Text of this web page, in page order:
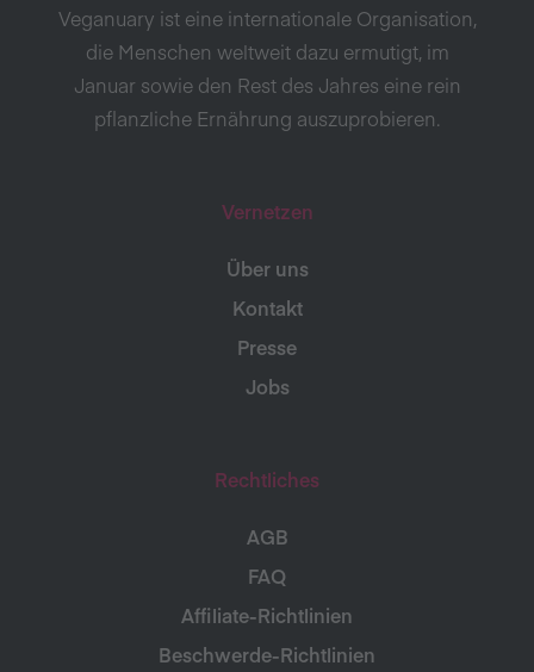
Veganuary ist eine internationale Organisation,
die Menschen weltweit dazu ermutigt, im
Januar sowie den Rest des Jahres eine rein
pflanzliche Ernährung auszuprobieren.
Vernetzen
Über uns
Kontakt
Presse
Jobs
Rechtliches
AGB
FAQ
Affiliate-Richtlinien
Beschwerde-Richtlinien